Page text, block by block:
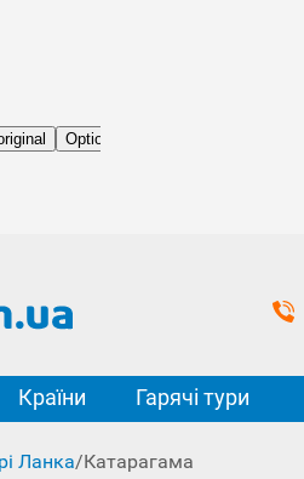
Країни Гарячі тури
Ланка/Катарагама